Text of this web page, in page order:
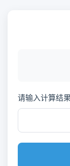
请输入计算结果